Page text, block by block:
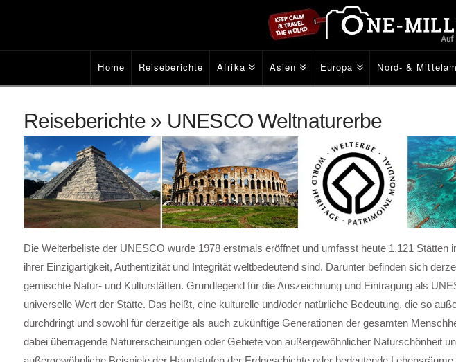
Home Reiseberichte Afrika Asien Europa Nord- &
Reiseberichte » UNESCO Weltnaturerbe
Die Welterbeliste der UNESCO wurde 1978 erstmals eröffnet und umfasst heute 1.121 Stätten
ihrer Einzigartigkeit, Authentizität und Integrität weltbedeutend sind. Darunter befinden sich
gemischte Natur- und Kulturstätten. Grundlegend für die Auszeichnung und Eintragung als
universelle Wert der Stätte. Das heißt, eine kulturelle und/oder natürliche Bedeutung, die so
durchdringt und sowohl für derzeitige als auch zukünftige Generationen der gesamten
dabei überragende Naturerscheinungen oder Gebiete von außergewöhnlicher Naturschönheit